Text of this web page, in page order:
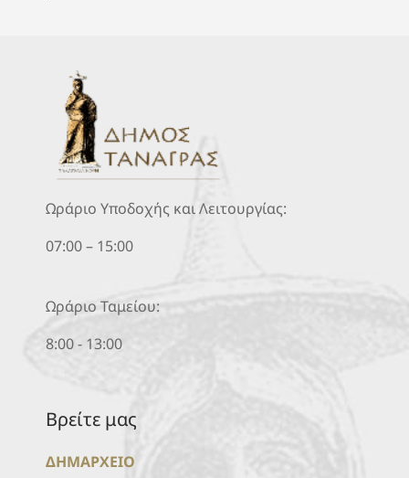
Ωράριο Υποδοχής και Λειτουργίας:
07:00 – 15:00
Ωράριο Ταμείου:
8:00 - 13:00
Βρείτε μας
ΔΗΜΑΡΧΕΙΟ